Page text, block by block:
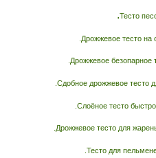
.Тесто
.Дрожжевое тесто на
.Дрожжевое безопарное
.Сдобное дрожжевое тесто
.Слоёное тесто
.Дрожжевое тесто для
.Тесто для